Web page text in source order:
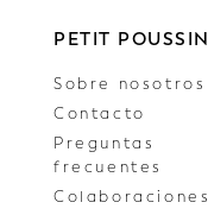
PETIT POUSSIN
Sobre nosotros
Contacto
Preguntas
frecuentes
Colaboraciones